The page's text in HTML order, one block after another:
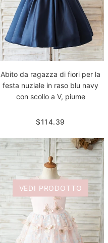
Abito da ragazza di fiori per la
festa nuziale in raso blu navy
con scollo a V, piume
$114.39
VEDI PRODOTTO